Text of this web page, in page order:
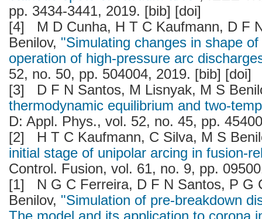
pp. 3434-3441, 2019. [bib] [doi]
[4]
M D Cunha, H T C Kaufmann, D F
Benilov, "Simulating changes in shape
operation of high-pressure arc
52, no. 50, pp. 504004, 2019. [bib] [doi]
[3]
D F N Santos, M Lisnyak, M S
thermodynamic equilibrium and two-
D: Appl. Phys., vol. 52, no. 45, pp.
[2]
H T C Kaufmann, C Silva, M S
initial stage of unipolar arcing in fusion-
Control. Fusion, vol. 61, no. 9, pp.
[1]
N G C Ferreira, D F N Santos, P G
Benilov, "Simulation of pre-breakdown